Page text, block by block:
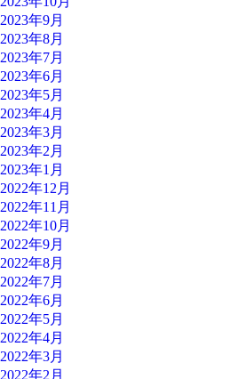
2023年9月
2023年8月
2023年7月
2023年6月
2023年5月
2023年4月
2023年3月
2023年2月
2023年1月
2022年12月
2022年11月
2022年10月
2022年9月
2022年8月
2022年7月
2022年6月
2022年5月
2022年4月
2022年3月
2022年2月